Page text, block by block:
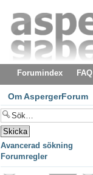
Forumindex FAQ
Om AspergerForum
Avancerad sökning
Forumregler